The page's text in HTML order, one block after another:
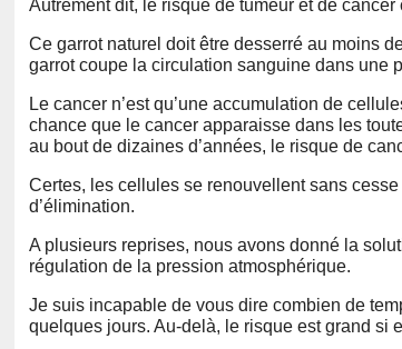
Autrement dit, le risque de tumeur et de
Ce garrot naturel doit être desserré au moins
garrot coupe la circulation sanguine dans une
Le cancer n’est qu’une accumulation de
chance que le cancer apparaisse dans les
au bout de dizaines d’années, le risque de
Certes, les cellules se renouvellent sans
d’élimination.
A plusieurs reprises, nous avons donné la
régulation de la pression atmosphérique.
Je suis incapable de vous dire combien de
quelques jours. Au-delà, le risque est grand si